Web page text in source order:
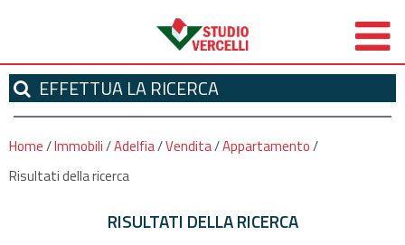
EFFETTUALA RICERCA
Home/Immobili/Adelfia/Vendita/Appartamento/
Risultati della ricerca
RISULTATI DELLA RICERCA